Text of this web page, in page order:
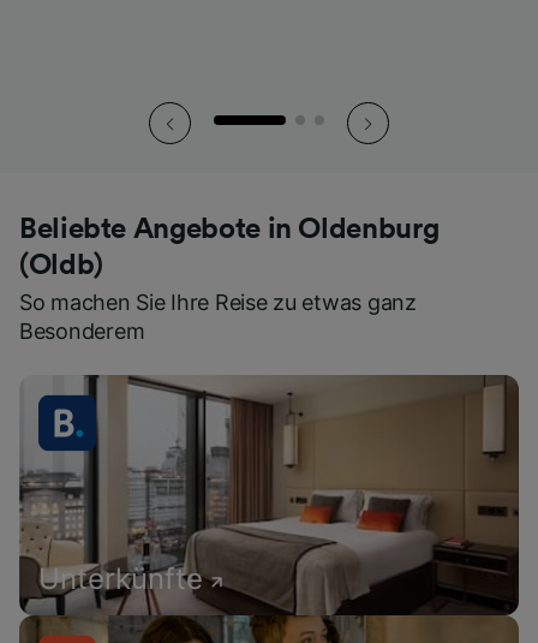
Beliebte Angebote in Oldenburg
(Oldb)
So machen Sie Ihre Reise zu etwas ganz
Besonderem
Unterkünfte